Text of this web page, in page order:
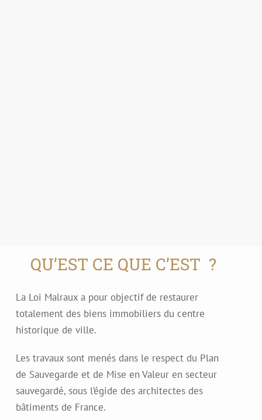
QU’EST CE QUE C’EST ?
La Loi Malraux a pour objectif de restaurer
totalement des biens immobiliers du centre
historique de ville.
Les travaux sont menés dans le respect du Plan
de Sauvegarde et de Mise en Valeur en secteur
sauvegardé, sous l’égide des architectes des
bâtiments de France.